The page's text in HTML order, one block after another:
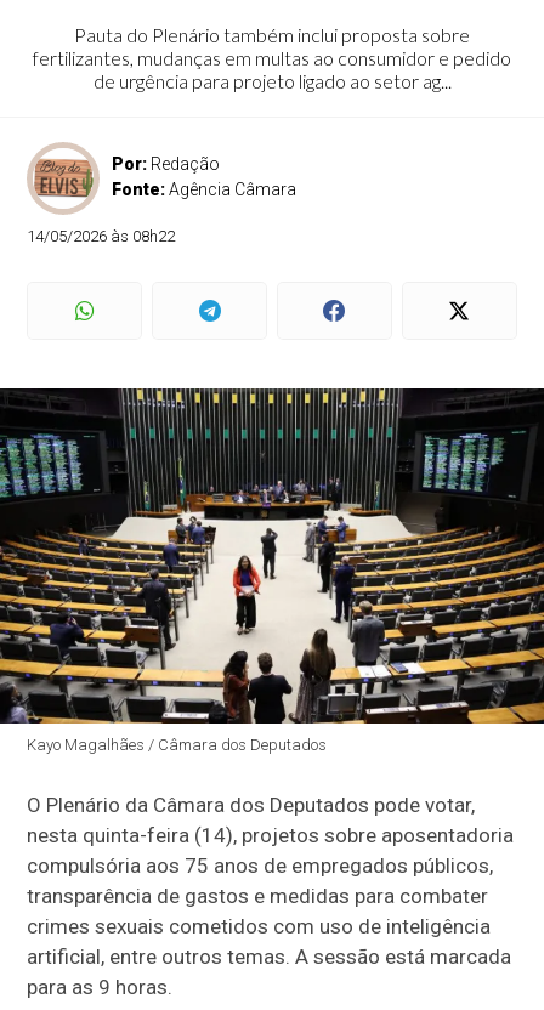
Pauta do Plenário também inclui proposta sobre
fertilizantes, mudanças em multas ao consumidor e pedido
de urgência para projeto ligado ao setor ag...
Por: Redação
Fonte:Agência Câmara
14/05/2026 às 08h22
Kayo Magalhães / Câmara dos Deputados
O Plenário da Câmara dos Deputados pode votar,
nesta quinta-feira (14), projetos sobre aposentadoria
compulsória aos 75 anos de empregados públicos,
transparência de gastos e medidas para combater
crimes sexuais cometidos com uso de inteligência
artificial, entre outros temas. A sessão está marcada
para as 9 horas.